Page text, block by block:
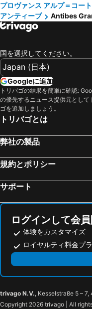
オテル ユニヴェール
Hotel West End
Holiday Inn Nice By Ihg
Hôtel Le Soleia by Inwood
Hotel Busby
ベスト ウエスタン プラス ホテル マセナ
Boutique Hotel Nice Côte
ベウトウェスタン プラス ホテル ブライス ガー
B&B HOTEL Nice Aéroport
Best Western Plus Antibes
Hôtel Le Collier
アイビス スタイル アンテ
Best Western Hotel Journel
hotelF1 Nice Villeneuve
Hôtel Le Sud
ホテル カステル ミストラ
Nice City Tour
Gare d'Avignon Centre
Stazione di Genova
Villefranche-sur-Mer
Aix en Provence Railway Station
Festival de Cannes
Koaland
Aix en Provence Train
Hôtel de Ville
Pointe Croisette
Gare d'Eze sur Mer
Jean-Médecin
Cimiez
モナコ大公宮殿
Antibes Grand-Est
Marineland
プロヴァンス アルプ＝コー
アンティーブ
Antibes
国を選択してください。
Googleに追加
トリバゴの結果を簡単に確認:
の優先するニュース提供元として
ゴを追加しましょう。
トリバゴとは
弊社の製品
規約とポリシー
サポート
ログインして会
体験をカスタマイズ
ロイヤルティ料金プ
trivago N.V., Kesselstraße 5 –
Copyright 2026 trivago | All